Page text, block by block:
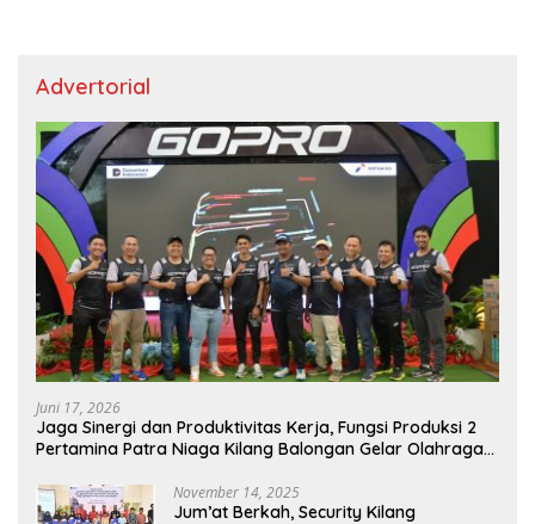
Advertorial
Juni 17, 2026
Jaga Sinergi dan Produktivitas Kerja, Fungsi Produksi 2
Pertamina Patra Niaga Kilang Balongan Gelar Olahraga
November 14, 2025
Jum’at Berkah, Security Kilang